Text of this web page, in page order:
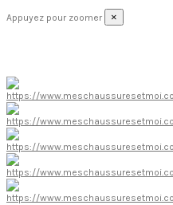
Appuyez pour zoomer ×